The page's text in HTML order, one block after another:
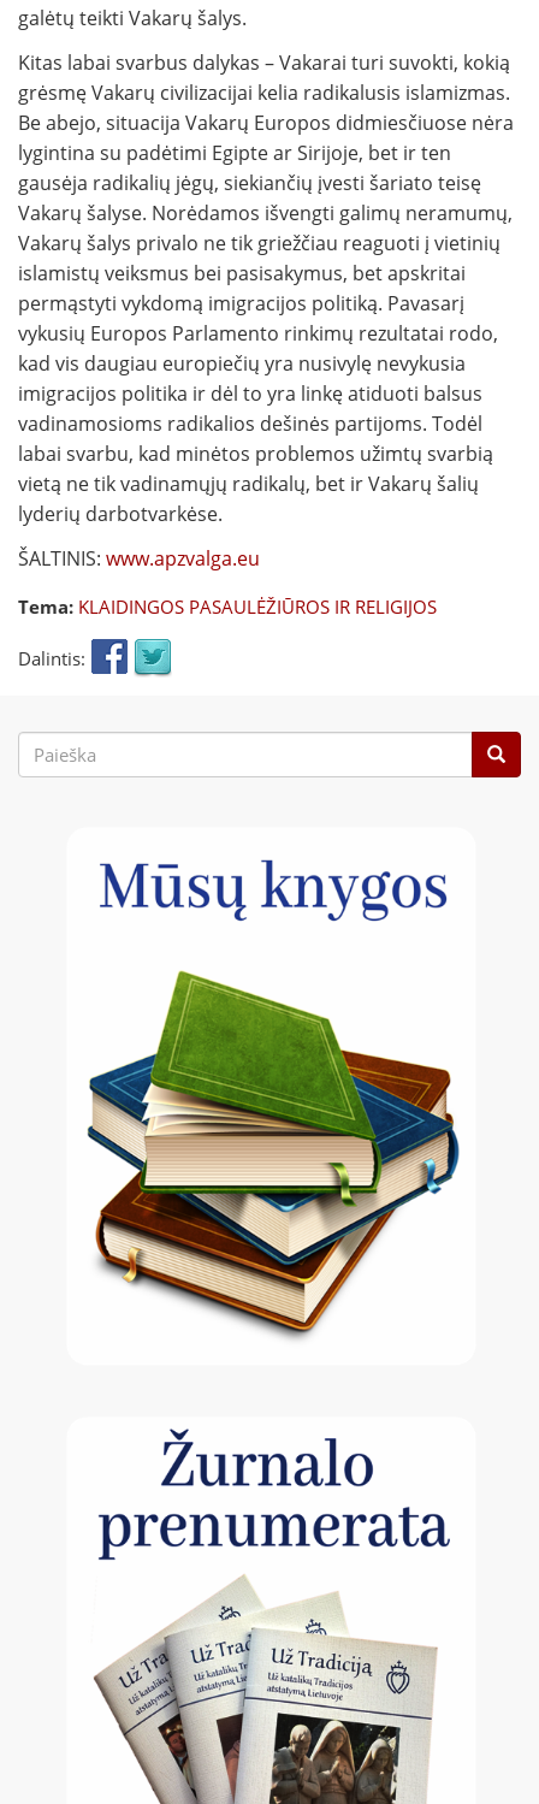
galėtų teikti Vakarų šalys.
Kitas labai svarbus dalykas – Vakarai turi suvokti, kokią
grėsmę Vakarų civilizacijai kelia radikalusis islamizmas.
Be abejo, situacija Vakarų Europos didmiesčiuose nėra
lygintina su padėtimi Egipte ar Sirijoje, bet ir ten
gausėja radikalių jėgų, siekiančių įvesti šariato teisę
Vakarų šalyse. Norėdamos išvengti galimų neramumų,
Vakarų šalys privalo ne tik griežčiau reaguoti į vietinių
islamistų veiksmus bei pasisakymus, bet apskritai
permąstyti vykdomą imigracijos politiką. Pavasarį
vykusių Europos Parlamento rinkimų rezultatai rodo,
kad vis daugiau europiečių yra nusivylę nevykusia
imigracijos politika ir dėl to yra linkę atiduoti balsus
vadinamosioms radikalios dešinės partijoms. Todėl
labai svarbu, kad minėtos problemos užimtų svarbią
vietą ne tik vadinamųjų radikalų, bet ir Vakarų šalių
lyderių darbotvarkėse.
ŠALTINIS: www.apzvalga.eu
Tema: KLAIDINGOS PASAULĖŽIŪROS IR RELIGIJOS
Dalintis:
Paieškos